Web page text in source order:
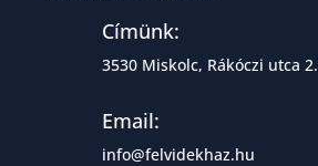
Címünk:
3530 Miskolc, Rákóczi utca 2.
Email:
info@felvidekhaz.hu